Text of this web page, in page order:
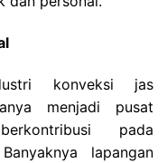
konveksi jas
menjadi pusat
pada
lapangan